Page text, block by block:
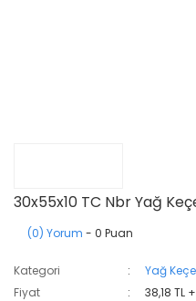
30x55x10 TC Nbr Yağ
(0) Yorum - 0 Puan
Kategori
Yağ
Fiyat
38,18 TL